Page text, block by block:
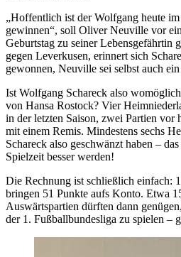
„Hoffentlich ist der Wolfgang heute
gewinnen“, soll Oliver Neuville vor
Geburtstag zu seiner Lebensgefährtin
gegen Leverkusen, erinnert sich
gewonnen, Neuville sei selbst auch
Ist Wolfgang Schareck also
von Hansa Rostock? Vier
in der letzten Saison, zwei Partien vor
mit einem Remis. Mindestens sechs
Schareck also geschwänzt haben –
Spielzeit besser werden!
Die Rechnung ist schließlich einfach:
bringen 51 Punkte aufs Konto. Etwa
Auswärtspartien dürften dann
der 1. Fußballbundesliga zu spielen –